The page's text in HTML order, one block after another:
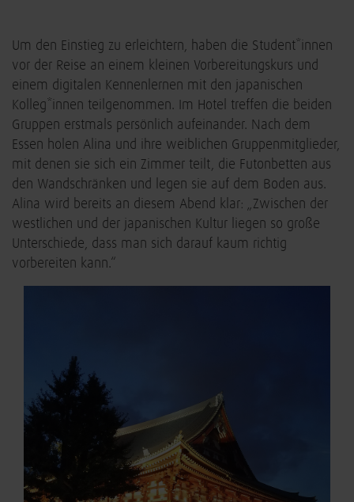
Um den Einstieg zu erleichtern, haben die Student*innen
vor der Reise an einem kleinen Vorbereitungskurs und
einem digitalen Kennenlernen mit den japanischen
Kolleg*innen teilgenommen. Im Hotel treffen die beiden
Gruppen erstmals persönlich aufeinander. Nach dem
Essen holen Alina und ihre weiblichen Gruppenmitglieder,
mit denen sie sich ein Zimmer teilt, die Futonbetten aus
den Wandschränken und legen sie auf dem Boden aus.
Alina wird bereits an diesem Abend klar: „Zwischen der
westlichen und der japanischen Kultur liegen so große
Unterschiede, dass man sich darauf kaum richtig
vorbereiten kann.“